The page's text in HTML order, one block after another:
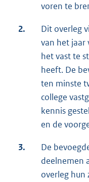
voren te
2.
Dit overleg
van het jaar
het vast te
heeft. De
ten minste
college
kennis
en de
3.
De
deelnemen
overleg hun